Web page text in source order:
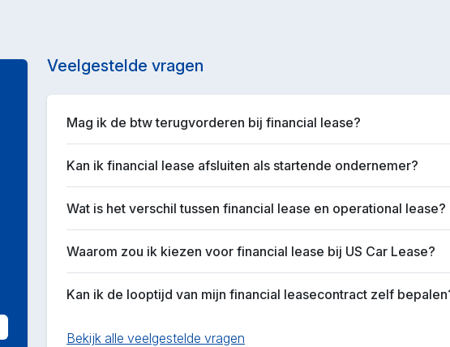
Veelgestelde vragen
Mag ik de btw terugvorderen bij financial lease?
Kan ik financial lease afsluiten als startende ondernemer?
Wat is het verschil tussen financial lease en operational lease?
Waarom zou ik kiezen voor financial lease bij US Car Lease?
Kan ik de looptijd van mijn financial leasecontract zelf
Bekijk alle veelgestelde vragen